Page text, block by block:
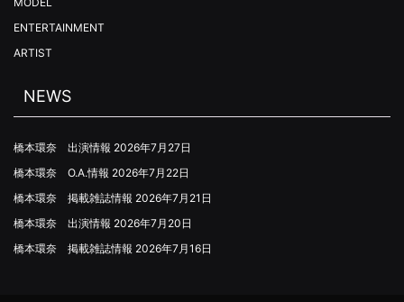
ENTERTAINMENT
ARTIST
NEWS
橋本環奈 出演情報 2026年7月27日
橋本環奈 O.A.情報 2026年7月22日
橋本環奈 掲載雑誌情報 2026年7月21日
橋本環奈 出演情報 2026年7月20日
橋本環奈 掲載雑誌情報 2026年7月16日